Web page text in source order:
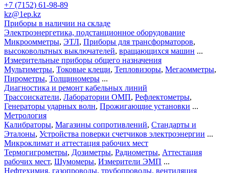
+7 (7152) 61-98-89
kz@1ep.kz
Приборы в наличии на складе
Электроэнергетика, подстанционное оборудование
Микроомметры, ЭТЛ, Приборы для трансформаторов,
высоковольтных выключателей, вращающихся машин ...
Измерительные приборы общего назначения
Мультиметры, Токовые клещи, Тепловизоры, Мегаомметры,
Пирометры, Толщиномеры ...
Диагностика и ремонт кабельных линий
Трассоискатели, Лаборатории ОМП, Рефлектометры,
Генераторы ударных волн, Прожигающие установки ...
Метрология
Калибраторы, Магазины сопротивлений, Стандарты и
Эталоны, Устройства поверки счетчиков электроэнергии ...
Микроклимат и аттестация рабочих мест
Термогигрометры, Дозиметры, Радиометры, Аттестация
рабочих мест, Шумомеры, Измерители ЭМП ...
Нефтехимия, газопроводы, трубопроводы, вентиляция